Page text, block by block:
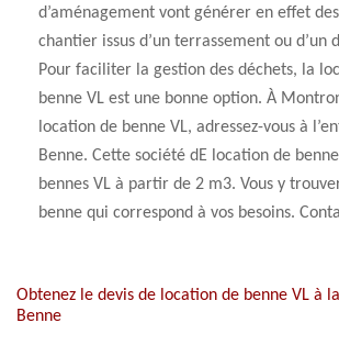
d’aménagement vont générer en effet
chantier issus d’un terrassement ou d’un
Pour faciliter la gestion des déchets, la
benne VL est une bonne option. À
location de benne VL, adressez-vous à
Benne. Cette société dE location de
bennes VL à partir de 2 m3. Vous y
benne qui correspond à vos besoins.
Obtenez le devis de location de benne VL à
Benne